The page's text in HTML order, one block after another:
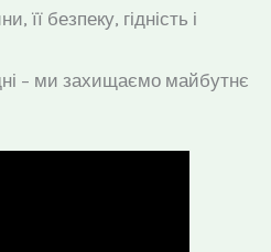
її безпеку, гідність і
– ми захищаємо майбутнє